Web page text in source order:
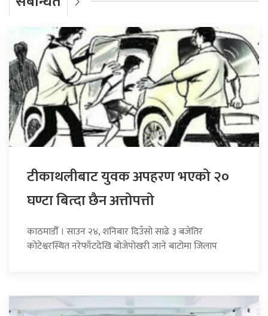
टीकाथलीबाट युवक अपहरण भएको २०
घण्टा बित्दा छैन अत्तोपत्तो
काठमाडौँ । साउन २४, शनिबार दिउँसो साढे ३ बजेतिर
कोटेश्वरस्थित नरेफाँटदेखि बोजेपोखरी जाने बाटोमा जिलाप